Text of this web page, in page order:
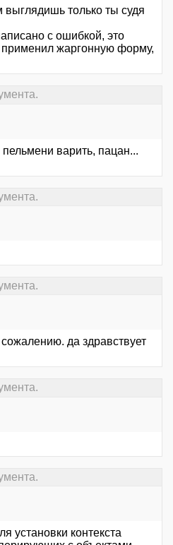
выглядишь только ты судя
с ошибкой, это
применил жаргонную форму,
варить, пацан...
да здравствует
установки контекста